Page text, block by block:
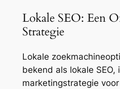
Lokale SEO: Een
Strategie
Lokale
bekend als lokale SEO,
marketingstrategie